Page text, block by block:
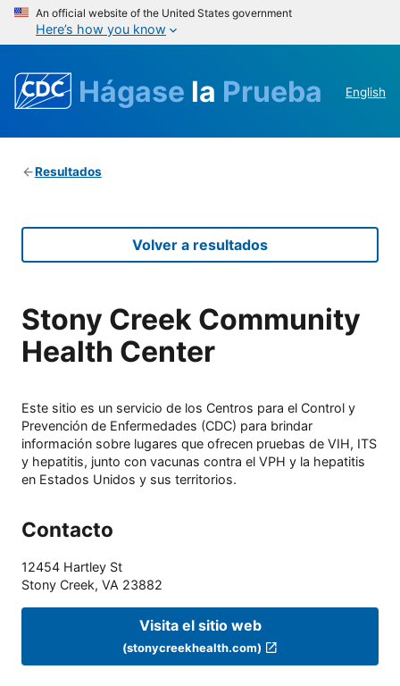
An official website of the United States government
Here’s how you know
Hágase la Prueba English
Resultados
Volver a resultados
Stony Creek Community
Health Center
Este sitio es un servicio de los Centros para el Control y
Prevención de Enfermedades (CDC) para brindar
información sobre lugares que ofrecen pruebas de VIH, ITS
y hepatitis, junto con vacunas contra el VPH y la hepatitis
en Estados Unidos y sus territorios.
Contacto
12454 Hartley St
Stony Creek, VA 23882
Visita el sitio web
(stonycreekhealth.com)